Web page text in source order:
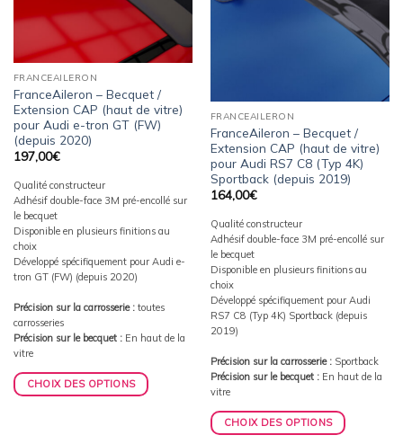
FRANCEAILERON
FranceAileron – Becquet /
Extension CAP (haut de vitre)
pour Audi e-tron GT (FW)
(depuis 2020)
197,00€
Qualité constructeur
Adhésif double-face 3M pré-encollé sur
le becquet
Disponible en plusieurs finitions au
choix
Développé spécifiquement pour Audi e-
tron GT (FW) (depuis 2020)
Précision sur la carrosserie :toutes
carrosseries
Précision sur le becquet :En haut de la
vitre
CHOIX DES OPTIONS
FRANCEAILERON
FranceAileron – Becquet /
Extension CAP (haut de vitre)
pour Audi RS7 C8 (Typ 4K)
Sportback (depuis 2019)
164,00€
Qualité constructeur
Adhésif double-face 3M pré-encollé sur
le becquet
Disponible en plusieurs finitions au
choix
Développé spécifiquement pour Audi
RS7 C8 (Typ 4K) Sportback (depuis
2019)
Précision sur la carrosserie :Sportback
Précision sur le becquet :En haut de la
vitre
CHOIX DES OPTIONS